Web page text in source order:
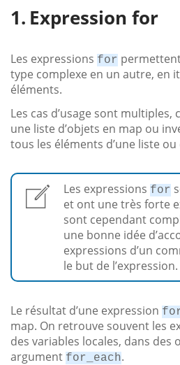
Expression for
Les expressions for
type complexe en un autre, en
éléments.
Les cas d’usage sont
une liste d’objets en map ou
tous les éléments d’une liste
Les expressions for
et ont une très forte
sont cependant
une bonne idée
expressions d’un
le but de l’expression.
Le résultat d’une expression
map. On retrouve souvent les
des variables locales, dans des
argument for_each.